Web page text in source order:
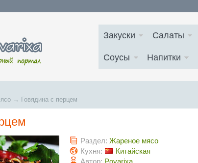
Закуски Салаты
Соусы Напитки
→ Говядина с перцем
Раздел: Жареное мясо
Кухня:
Китайская
Автор: Povarixa